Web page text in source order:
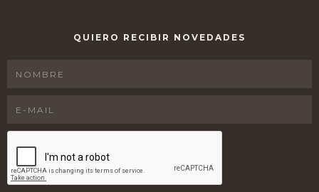
QUIERO RECIBIR NOVEDADES